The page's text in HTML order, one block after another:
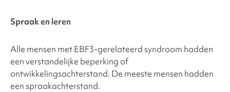
Spraak en leren
Alle mensen metEBF3-gerelateerd syndroom hadden
een verstandelijke beperking of
ontwikkelingsachterstand. De meeste mensen hadden
een spraakachterstand.